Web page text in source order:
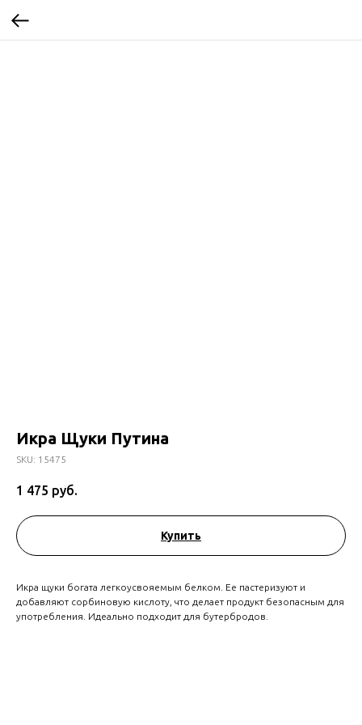
Икра Щуки Путина
SKU: 15475
1 475 руб.
Купить
Икра щуки богата легкоусвояемым белком. Ее пастеризуют и
добавляют сорбиновую кислоту, что делает продукт безопасным для
употребления. Идеально подходит для бутербродов.